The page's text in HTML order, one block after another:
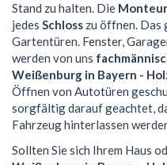
Stand zu halten. Die
jedes Schloss zu öffnen.
Gartentüren. Fenster,
werden von uns
Weißenburg in Bayern -
Öffnen von Autotüren
sorgfältig darauf geachtet,
Fahrzeug hinterlassen
Sollten Sie sich Ihrem Haus